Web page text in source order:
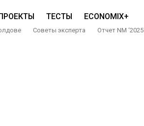
ТЕСТЫ ECONOMIX+
Советы эксперта Отчет NM ‘2025